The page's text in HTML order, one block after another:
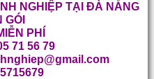
NGHIỆP TẠI ĐÀ NẴNG
GÓI
PHÍ
71 56 79